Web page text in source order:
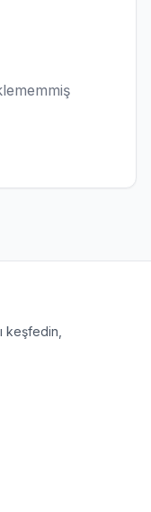
keşfedin,